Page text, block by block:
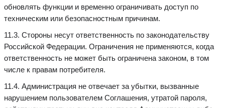
обновлять функции и временно ограничивать доступ по
техническим или безопасностным причинам.
11.3. Стороны несут ответственность по законодательству
Российской Федерации. Ограничения не применяются, когда
ответственность не может быть ограничена законом, в том
числе к правам потребителя.
11.4. Администрация не отвечает за убытки, вызванные
нарушением пользователем Соглашения, утратой пароля,